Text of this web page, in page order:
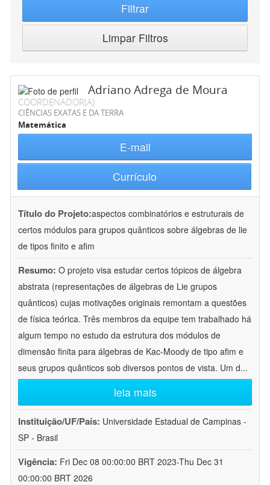
Filtrar
Limpar Filtros
Adriano Adrega de Moura
COORDENADOR(A)
CIÊNCIAS EXATAS E DA TERRA
Matemática
E-mail
Currículo
Título do Projeto:aspectos combinatórios e estruturais de
certos módulos para grupos quânticos sobre álgebras de lie
de tipos finito e afim
Resumo: O projeto visa estudar certos tópicos de álgebra
abstrata (representações de álgebras de Lie grupos
quânticos) cujas motivações originais remontam a questões
de física teórica. Três membros da equipe tem trabalhado há
algum tempo no estudo da estrutura dos módulos de
dimensão finita para álgebras de Kac-Moody de tipo afim e
seus grupos quânticos sob diversos pontos de vista. Um d...
leia mais
Instituição/UF/País: Universidade Estadual de Campinas -
SP - Brasil
Vigência: Fri Dec 08 00:00:00 BRT 2023-Thu Dec 31
00:00:00 BRT 2026